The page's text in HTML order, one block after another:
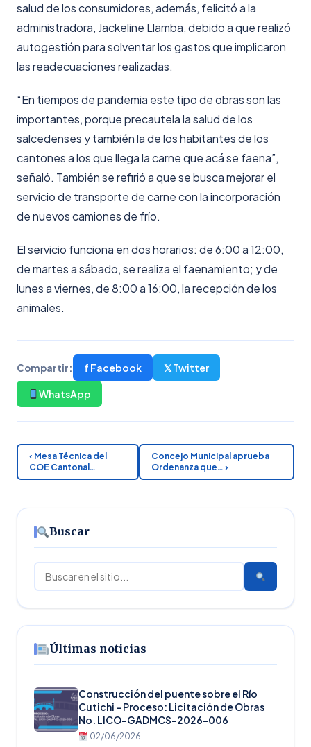
salud de los consumidores, además, felicitó a la
administradora, Jackeline Llamba, debido a que realizó
autogestión para solventar los gastos que implicaron
las readecuaciones realizadas.
“En tiempos de pandemia este tipo de obras son las
importantes, porque precautela la salud de los
salcedenses y también la de los habitantes de los
cantones a los que llega la carne que acá se faena”,
señaló. También se refirió a que se busca mejorar el
servicio de transporte de carne con la incorporación
de nuevos camiones de frío.
El servicio funciona en dos horarios: de 6:00 a 12:00,
de martes a sábado, se realiza el faenamiento; y de
lunes a viernes, de 8:00 a 16:00, la recepción de los
animales.
Compartir: f Facebook 𝕏 Twitter
WhatsApp
‹ Mesa Técnica del
COE Cantonal…
Concejo Municipal aprueba
Ordenanza que… ›
Buscar
Buscar
Últimas noticias
Construcción del puente sobre el Río
Cutichi – Proceso: Licitación de Obras
No. LICO-GADMCS-2026-006
02/06/2026